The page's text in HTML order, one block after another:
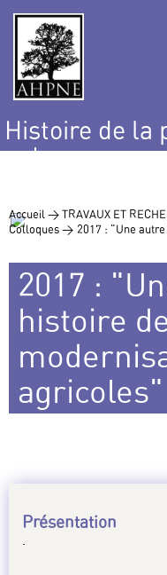
Histoire de la
nature
Accueil >TRAVAUX ET
Colloques > 2017 : "Une
2017 :
histoire
agricoles"
Présentation
.